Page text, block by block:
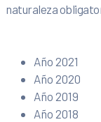
naturaleza
Año 2021
Año 2020
Año 2019
Año 2018